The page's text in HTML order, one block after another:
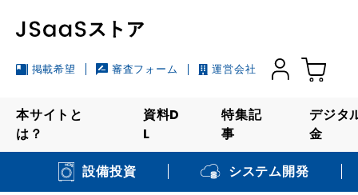
掲載希望 審査フォーム 運営会社
本サイトと
は？
資料D
L
特集記
事
デジタ
金
設備投資 システム開発